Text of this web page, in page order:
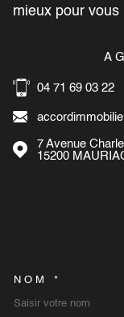
mieux pour
04 71 69 03 22
7 Avenue
15200
NOM *